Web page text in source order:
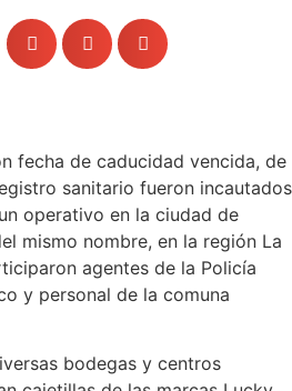
fecha de caducidad vencida, de
sanitario fueron incautados
operativo en la ciudad de
mismo nombre, en la región La
agentes de la Policía
y personal de la comuna
bodegas y centros